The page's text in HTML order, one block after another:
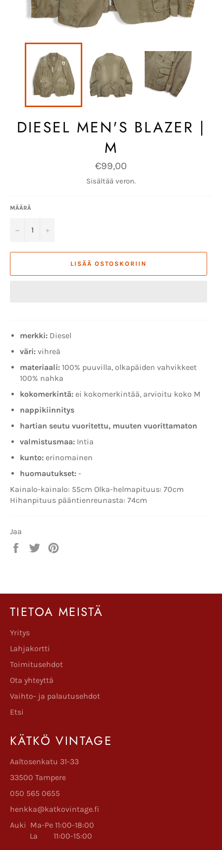
DIESEL MEN'S BLAZER |
M
Normaalihinta
€99,00
Sisältää veron.
MÄÄRÄ
− +
LISÄÄ OSTOSKORIIN
merkki: Diesel
väri: vihreä
materiaali: 100% puuvilla, olkapäiden vahvikkeet
100% nahka
kokomerkintä: ei kokomerkintää, arvioitu koko M
nappikiinnitys
hartian seutu vuoritettu, muuten vuorittamaton
valmistusmaa: Intia
kunto: erinomainen
huomautukset: -
Kainalo-kainalo: 55cm Olka-helmapituus: 70cm
Hihanpituus pääntienreunasta: 74cm
Jaa
Jaa
Twiittaa
TIETOA MEISTÄ
Yritys
Lahjakortti
Toimitusehdot
Ota yhteyttä
Vaihto- ja palautusehdot
Etsi
KÄTKÖ VINTAGE
Aaltosenkatu 31-33
33500 Tampere
050 565 0655
henkka@katkovintage.fi
Auki Ma-Pe 11:00-18:00
La 11:00-15:00